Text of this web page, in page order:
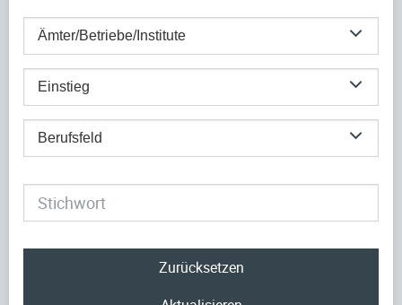
Ämter/Betriebe/Institute
Einstieg
Berufsfeld
Zurücksetzen